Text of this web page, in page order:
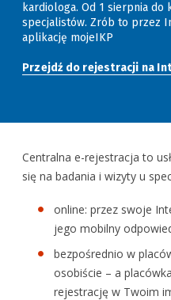
kardiologa. Od 1 sierpnia
specjalistów. Zrób to przez
aplikację mojeIKP
Przejdź do rejestracji na
Centralna e-rejestracja to
się na badania i wizyty u
online: przez swoje
jego mobilny
bezpośrednio w
osobiście – a
rejestrację w Twoim